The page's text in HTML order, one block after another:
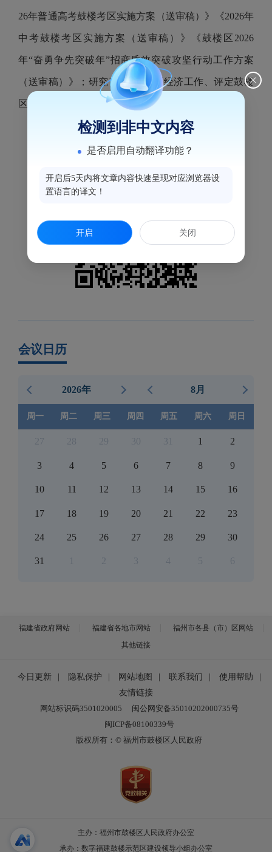
26年普通高考鼓楼考区实施方案（送审稿）》《2026年
中考鼓楼考区实施方案（送审稿）》《鼓楼区2026
年“奋勇争先突破年”招商质效突破攻坚行动工作方案
（送审稿）》；研究了5月份全区经济工作、评定鼓楼
区第四届星级商务楼宇等事宜。
会议日历
2026年 8月
周一 周二 周三 周四 周五 周六 周日
27 28 29 30 31 1 2
3 4 5 6 7 8 9
10 11 12 13 14 15 16
17 18 19 20 21 22 23
24 25 26 27 28 29 30
31 2 3 4 5 6
福建省政府网站 福建省各地市网站
福州市各县（市）区网站
其他链接
今日更新 隐私保护 网站地图 联系我们 使用帮助
友情链接
网站标识码3501020005
闽公网安备35010202000735号
闽ICP备08100339号
版权所有：© 福州市鼓楼区人民政府
主办：福州市鼓楼区人民政府办公室
承办：数字福建鼓楼示范区建设领导小组办公室
检测到非中文内容
是否启用自动翻译功能？
开启后5天内将文章内容快速呈现对应浏览器设
置语言的译文！
开启 关闭